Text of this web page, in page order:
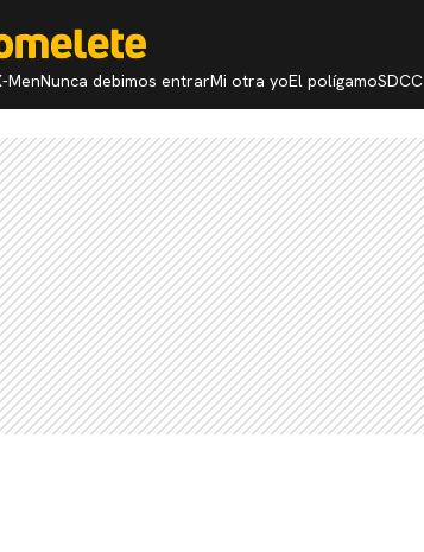
MenNunca debimos entrarMi otra yoEl polígamoSDCC